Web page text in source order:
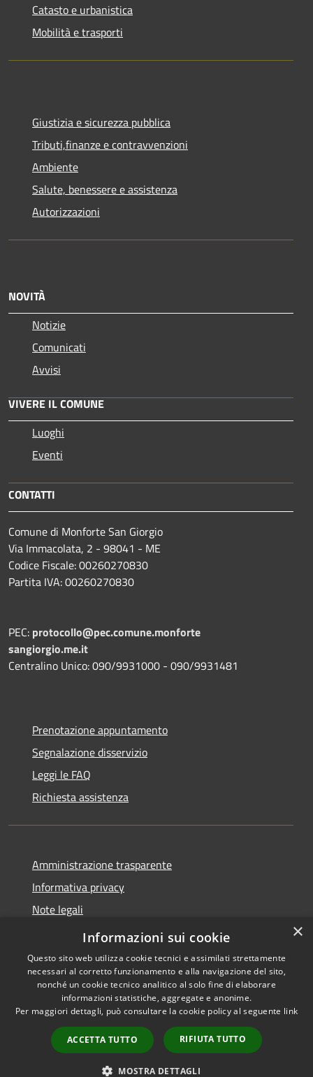
Catasto e urbanistica
Mobilità e trasporti
Giustizia e sicurezza pubblica
Tributi,finanze e contravvenzioni
Ambiente
Salute, benessere e assistenza
Autorizzazioni
NOVITÀ
Notizie
Comunicati
Avvisi
VIVERE IL COMUNE
Luoghi
Eventi
CONTATTI
Comune di Monforte San Giorgio
Via Immacolata, 2 - 98041 - ME
Codice Fiscale: 00260270830
Partita IVA: 00260270830
PEC: protocollo@pec.comune.monforte
sangiorgio.me.it
Centralino Unico: 090/9931000 - 090/9931481
Prenotazione appuntamento
Segnalazione disservizio
Leggi le FAQ
Richiesta assistenza
Amministrazione trasparente
Informativa privacy
Note legali
Dichiarazione di accessibilità
Accessibilità
Copyright © 2026 • Comune di
Monforte San Giorgio •
Powered byMunicipium
Accesso redazione
×
Informazioni sui cookie
Questo sito web utilizza cookie tecnici e assimilati strettamente
necessari al corretto funzionamento e alla navigazione del sito,
nonché un cookie tecnico analitico al solo fine di elaborare
informazioni statistiche, aggregate e anonime.
Per maggiori dettagli, può consultare la cookie policy al seguente link
ACCETTA TUTTO RIFIUTA TUTTO
MOSTRA DETTAGLI